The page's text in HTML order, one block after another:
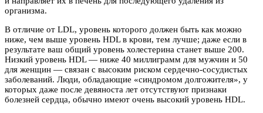
организма.
В отличие от LDL, уровень которого должен быть как можно
ниже, чем выше уровень HDL в крови, тем лучше; даже если в
результате ваш общий уровень холестерина станет выше 200.
Низкий уровень HDL — ниже 40 миллиграмм для мужчин и 50
для женщин — связан с высоким риском сердечно-сосудистых
заболеваний. Люди, обладающие «синдромом долгожителя», у
которых даже после девяноста лет отсутствуют признаки
болезней сердца, обычно имеют очень высокий уровень HDL.